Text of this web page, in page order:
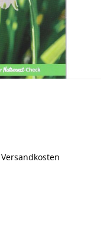
Versandkosten